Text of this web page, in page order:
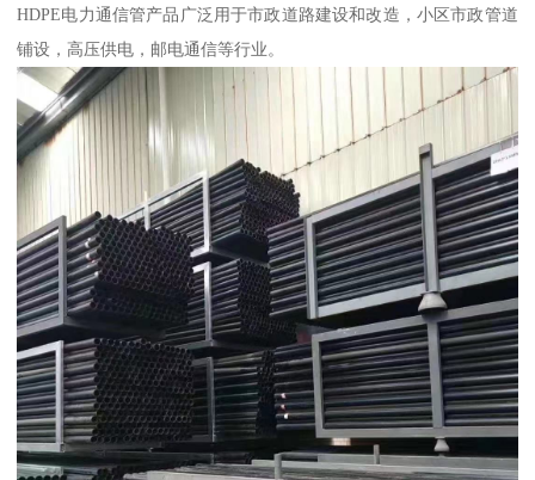
HDPE电力通信管产品广泛用于市政道路建设和改造，小区市政管道
铺设，高压供电，邮电通信等行业。